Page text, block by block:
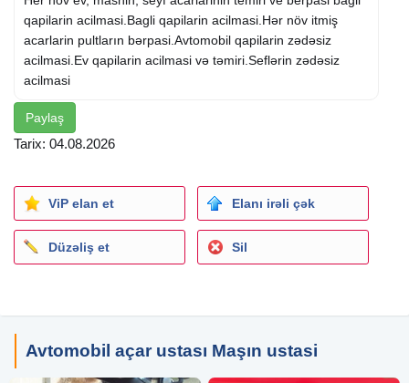
qapilarin acilmasi.Bagli qapilarin acilmasi.Hər növ itmiş
acarlarin pultların bərpasi.Avtomobil qapilarin zədəsiz
acilmasi.Ev qapilarin acilmasi və təmiri.Seflərin zədəsiz
acilmasi
Paylaş
Tarix: 04.08.2026
ViP elan et Elanı irəli çək
Düzəliş et Sil
Avtomobil açar ustası Maşın ustasi